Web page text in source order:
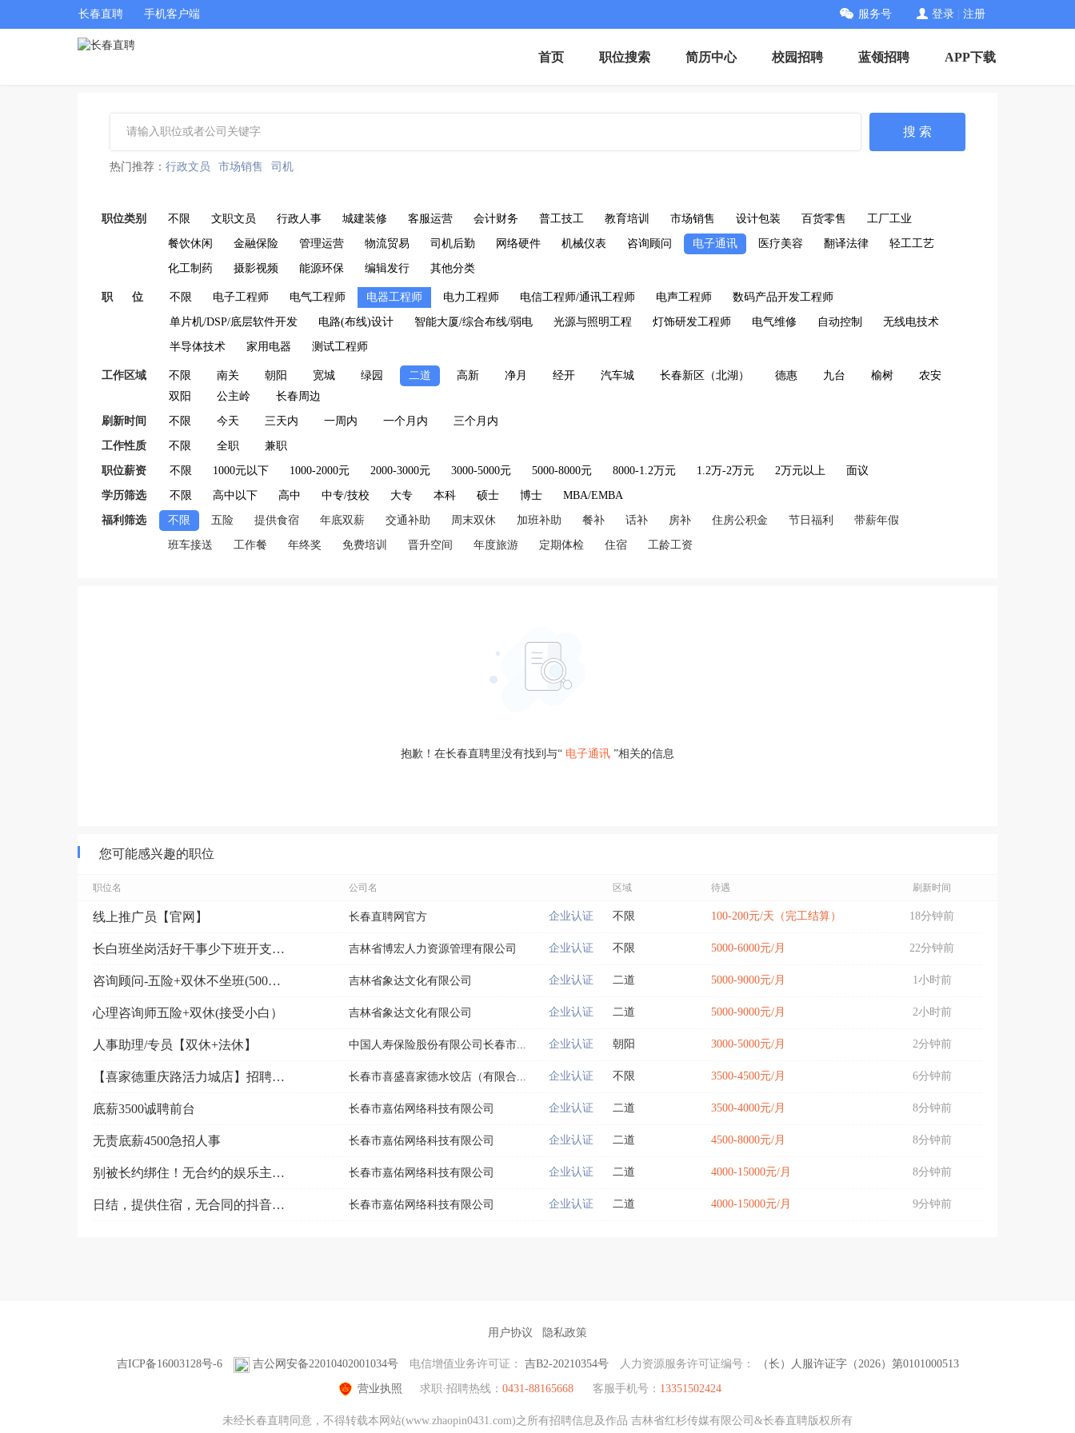
长春直聘 手机客户端 服务号 登录 注册
首页 职位搜索 简历中心 校园招聘 蓝领招聘 APP下载
搜 索
热门推荐： 行政文员 市场销售 司机
职位类别 不限 文职文员 行政人事 城建装修 客服运营 会计财务 普工技工 教育培训 市场销售 设计包装 百货零售 工厂工业
餐饮休闲 金融保险 管理运营 物流贸易 司机后勤 网络硬件 机械仪表 咨询顾问 电子通讯 医疗美容 翻译法律 轻工工艺
化工制药 摄影视频 能源环保 编辑发行 其他分类
职 位 不限 电子工程师 电气工程师 电器工程师 电力工程师 电信工程师/通讯工程师 电声工程师 数码产品开发工程师
单片机/DSP/底层软件开发 电路(布线)设计 智能大厦/综合布线/弱电 光源与照明工程 灯饰研发工程师 电气维修 自动控制 无线电技术
半导体技术 家用电器 测试工程师
工作区域 不限 南关 朝阳 宽城 绿园 二道 高新 净月 经开 汽车城 长春新区（北湖） 德惠 九台 榆树
农安
双阳
公主岭 长春周边
刷新时间 不限 今天 三天内 一周内 一个月内 三个月内
工作性质 不限 全职 兼职
职位薪资 不限 1000元以下 1000-2000元 2000-3000元 3000-5000元 5000-8000元 8000-1.2万元 1.2万-2万元 2万元以上 面议
学历筛选 不限 高中以下 高中 中专/技校 大专 本科 硕士 博士 MBA/EMBA
福利筛选 不限 五险 提供食宿 年底双薪 交通补助 周末双休 加班补助 餐补 话补 房补 住房公积金 节日福利 带薪年假
班车接送 工作餐 年终奖 免费培训 晋升空间 年度旅游 定期体检 住宿 工龄工资
抱歉！在长春直聘里没有找到与“ 电子通讯 ”相关的信息
您可能感兴趣的职位
职位名 公司名 区域 待遇 刷新时间
线上推广员【官网】 长春直聘网官方 企业认证 不限 100-200元/天（完工结算） 18分钟前
长白班坐岗活好干事少下班开支172.5/天供吃供住 吉林省博宏人力资源管理有限公司 企业认证 不限 5000-6000元/月 22分钟前
咨询顾问-五险+双休不坐班(5000-9000元） 吉林省象达文化有限公司 企业认证 二道 5000-9000元/月 1小时前
心理咨询师五险+双休(接受小白） 吉林省象达文化有限公司 企业认证 二道 5000-9000元/月 2小时前
人事助理/专员【双休+法休】 中国人寿保险股份有限公司长春市... 企业认证 朝阳 3000-5000元/月 2分钟前
【喜家德重庆路活力城店】招聘煮教工，包吃住 长春市喜盛喜家德水饺店（有限合... 企业认证 不限 3500-4500元/月 6分钟前
底薪3500诚聘前台 长春市嘉佑网络科技有限公司 企业认证 二道 3500-4000元/月 8分钟前
无责底薪4500急招人事 长春市嘉佑网络科技有限公司 企业认证 二道 4500-8000元/月 8分钟前
别被长约绑住！无合约的娱乐主播岗 长春市嘉佑网络科技有限公司 企业认证 二道 4000-15000元/月 8分钟前
日结，提供住宿，无合同的抖音娱乐主播 无擦边 诚招 长春市嘉佑网络科技有限公司 企业认证 二道 4000-15000元/月 9分钟前
用户协议 隐私政策
吉ICP备16003128号-6 吉公网安备22010402001034号 电信增值业务许可证： 吉B2-20210354号 人力资源服务许可证编号： （长）人服许证字（2026）第0101000513
营业执照 求职·招聘热线： 0431-88165668 客服手机号： 13351502424
未经长春直聘同意，不得转载本网站(www.zhaopin0431.com)之所有招聘信息及作品 吉林省红杉传媒有限公司&长春直聘版权所有